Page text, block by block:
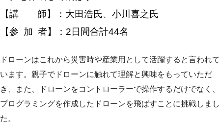
【講 師】：大田浩氏、小川喜之氏
【参 加 者】：2日間合計44名
ドローンはこれから災害時や産業用として活躍すると言われて
います。親子でドローンに触れて理解と興味をもっていただ
き、また、ドローンをコントローラーで操作するだけでなく、
プログラミングを作成したドローンを飛ばすことに挑戦しまし
た。